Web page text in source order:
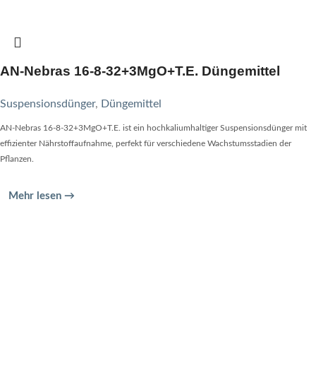
AN-Nebras 16-8-32+3MgO+T.E. Düngemittel
Suspensionsdünger, Düngemittel
AN-Nebras 16-8-32+3MgO+T.E. ist ein hochkaliumhaltiger Suspensionsdünger mit
effizienter Nährstoffaufnahme, perfekt für verschiedene Wachstumsstadien der
Pflanzen.
Mehr lesen →